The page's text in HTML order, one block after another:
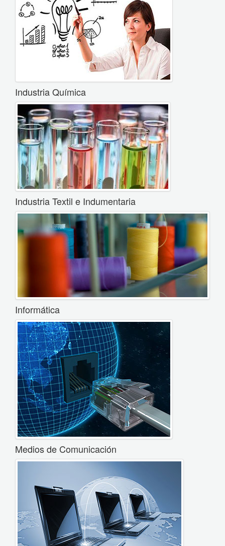
Industria Química
Industria Textil e Indumentaria
Informática
Medios de Comunicación